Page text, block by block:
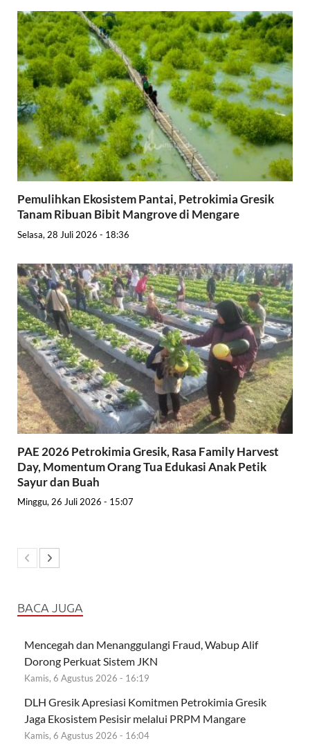
Pemulihkan Ekosistem Pantai, Petrokimia Gresik
Tanam Ribuan Bibit Mangrove di Mengare
Selasa, 28 Juli 2026 - 18:36
PAE 2026 Petrokimia Gresik, Rasa Family Harvest
Day, Momentum Orang Tua Edukasi Anak Petik
Sayur dan Buah
Minggu, 26 Juli 2026 - 15:07
BACA JUGA
Mencegah dan Menanggulangi Fraud, Wabup Alif
Dorong Perkuat Sistem JKN
Kamis, 6 Agustus 2026 - 16:19
DLH Gresik Apresiasi Komitmen Petrokimia Gresik
Jaga Ekosistem Pesisir melalui PRPM Mangare
Kamis, 6 Agustus 2026 - 16:04